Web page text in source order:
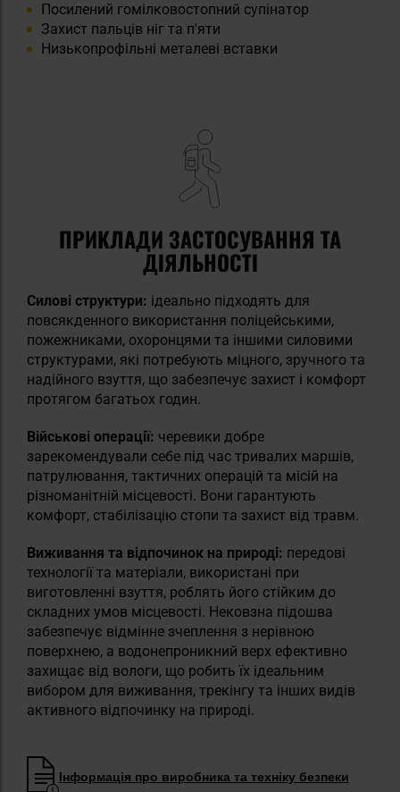
Посилений гомілковостопний супінатор
Захист пальців ніг та п'яти
Низькопрофільні металеві вставки
ПРИКЛАДИ ЗАСТОСУВАННЯ ТА
ДІЯЛЬНОСТІ
Силові структури: ідеально підходять для
повсякденного використання поліцейськими,
пожежниками, охоронцями та іншими силовими
структурами, які потребують міцного, зручного та
надійного взуття, що забезпечує захист і комфорт
протягом багатьох годин.
Військові операції: черевики добре
зарекомендували себе під час тривалих маршів,
патрулювання, тактичних операцій та місій на
різноманітній місцевості. Вони гарантують
комфорт, стабілізацію стопи та захист від травм.
Виживання та відпочинок на природі: передові
технології та матеріали, використані при
виготовленні взуття, роблять його стійким до
складних умов місцевості. Нековзна підошва
забезпечує відмінне зчеплення з нерівною
поверхнею, а водонепроникний верх ефективно
захищає від вологи, що робить їх ідеальним
вибором для виживання, трекінгу та інших видів
активного відпочинку на природі.
Інформація про виробника та техніку безпеки